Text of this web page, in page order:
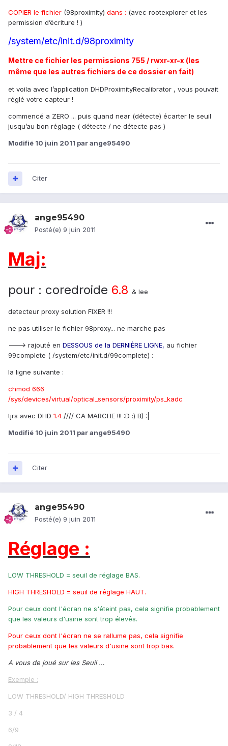
COPIER le fichier (98proximity) dans : (avec rootexplorer et les
permission d’écriture ! )
/system/etc/init.d/98proximity
Mettre ce fichier les permissions 755 / rwxr-xr-x (les
même que les autres fichiers de ce dossier en fait)
et voila avec l’application DHDProximityRecalibrator , vous pouvait
réglé votre capteur !
commencé a ZERO ... puis quand near (détecte) écarter le seuil
jusqu’au bon réglage ( détecte / ne détecte pas )
Modifié 10 juin 2011 par ange95490
Citer
ange95490
Posté(e) 9 juin 2011
Maj:
pour : coredroide 6.8 & lee
detecteur proxy solution FIXER !!!
ne pas utiliser le fichier 98proxy... ne marche pas
---> rajouté en DESSOUS de la DERNIÈRE LIGNE, au fichier
99complete ( /system/etc/init.d/99complete) :
la ligne suivante :
chmod 666
/sys/devices/virtual/optical_sensors/proximity/ps_kadc
tjrs avec DHD 1.4 //// CA MARCHE !!! :D :) B) :|
Modifié 10 juin 2011 par ange95490
Citer
ange95490
Posté(e) 9 juin 2011
Réglage :
LOW THRESHOLD = seuil de réglage BAS.
HIGH THRESHOLD = seuil de réglage HAUT.
Pour ceux dont l'écran ne s'éteint pas, cela signifie probablement
que les valeurs d'usine sont trop élevés.
Pour ceux dont l'écran ne se rallume pas, cela signifie
probablement que les valeurs d'usine sont trop bas.
A vous de joué sur les Seuil …
Exemple :
LOW THRESHOLD/ HIGH THRESHOLD
3 / 4
6/9